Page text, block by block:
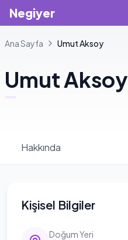
Negiyer
Ana Sayfa UmutAksoy
UmutAksoy
Hakkında
Kişisel Bilgiler
Doğum Yeri